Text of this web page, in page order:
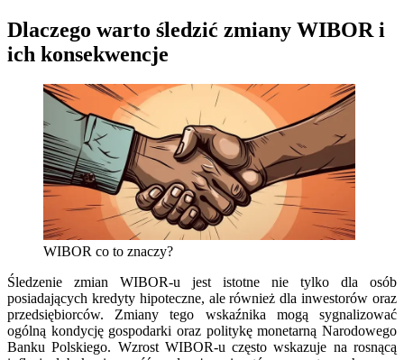
Dlaczego warto śledzić zmiany WIBOR i
ich konsekwencje
WIBOR co to znaczy?
Śledzenie zmian WIBOR-u jest istotne nie tylko dla osób
posiadających kredyty hipoteczne, ale również dla inwestorów oraz
przedsiębiorców. Zmiany tego wskaźnika mogą sygnalizować
ogólną kondycję gospodarki oraz politykę monetarną Narodowego
Banku Polskiego. Wzrost WIBOR-u często wskazuje na rosnącą